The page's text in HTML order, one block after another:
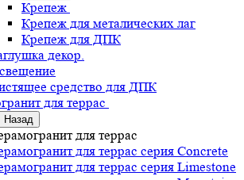
Крепеж
Крепеж для металических лаг
Крепеж для ДПК
декор.
средство для ДПК
для террас
Назад
для террас
для террас серия Concrete
для террас серия Limestone